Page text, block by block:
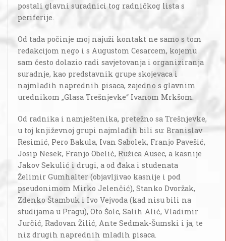
postali glavni suradnici tog radničkog lista s
periferije.
Od tada počinje moj najuži kontakt ne samo s tom
redakcijom nego i s Augustom Cesarcem, kojemu
sam često dolazio radi savjetovanja i organiziranja
suradnje, kao predstavnik grupe skojevaca i
najmlađih naprednih pisaca, zajedno s glavnim
urednikom „Glasa Trešnjevke“ Ivanom Mrkšom.
Od radnika i namještenika, pretežno sa Trešnjevke,
u toj književnoj grupi najmlađih bili su: Branislav
Resimić, Pero Bakula, Ivan Sabolek, Franjo Pavešić,
Josip Nesek, Franjo Obelić, Ružica Ausec, a kasnije
Jakov Sekulić i drugi, a od đaka i studenata
Želimir Gumhalter (objavljivao kasnije i pod
pseudonimom Mirko Jelenčić), Stanko Dvoržak,
Zdenko Štambuk i Ivo Vejvoda (kad nisu bili na
studijama u Pragu), Oto Šolc, Salih Alić, Vladimir
Jurčić, Radovan Žilić, Ante Sedmak-Šumski i ja, te
niz drugih naprednih mladih pisaca.